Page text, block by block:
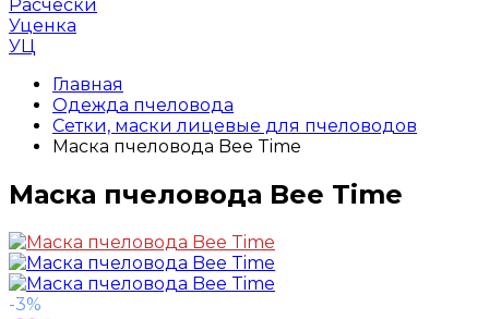
Расчески
Уценка
УЦ
Главная
Одежда пчеловода
Сетки, маски лицевые для пчеловодов
Маска пчеловода Bee Time
Маска пчеловода Bee Time
-3%